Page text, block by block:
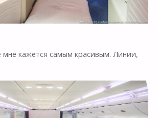
кажется самым красивым. Линии,